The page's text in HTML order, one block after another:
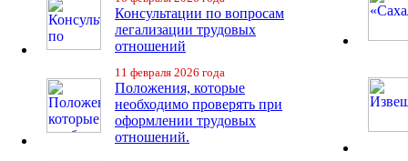
Консультации по вопросам
легализации трудовых
отношений
11 февраля 2026 года
Положения, которые
необходимо проверять при
оформлении трудовых
отношений.